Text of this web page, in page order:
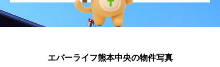
エバーライフ熊本中央の物件写真